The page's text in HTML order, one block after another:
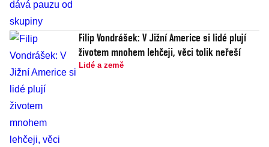
Filip Vondrášek: V Jižní Americe si lidé plují
životem mnohem lehčeji, věci tolik neřeší
Lidé a země